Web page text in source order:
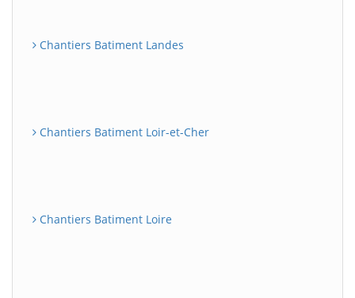
Chantiers Batiment Landes
Chantiers Batiment Loir-et-Cher
Chantiers Batiment Loire